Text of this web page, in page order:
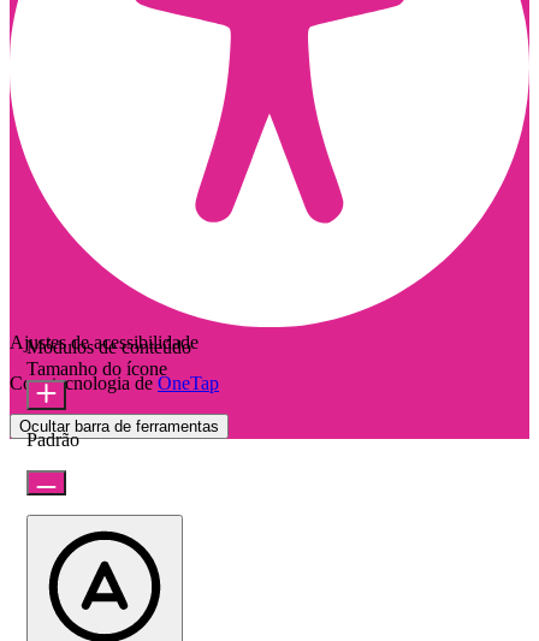
Ajustes de acessibilidade
Com tecnologia de OneTap
Ocultar barra de ferramentas
Módulos de conteúdo
Tamanho do ícone
Padrão